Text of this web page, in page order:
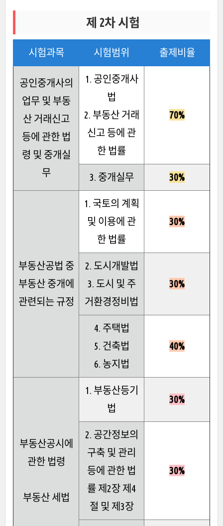
제 2차 시험
시험과목 시험범위 출제비율
공인중개사의
업무 및 부동
산 거래신고
등에 관한 법
령 및 중개실
무
1. 공인중개사
법
2. 부동산 거래
신고 등에 관
한 법률
70%
3. 중개실무 30%
부동산공법 중
부동산 중개에
관련되는 규정
1. 국토의 계획
및 이용에 관
한 법률
30%
2. 도시개발법
3. 도시 및 주
거환경정비법
30%
4. 주택법
5. 건축법
6. 농지법
40%
부동산공시에
관한 법령
부동산 세법
1. 부동산등기
법
30%
2. 공간정보의
구축 및 관리
등에 관한 법
률 제2장 제4
절 및 제3장
30%